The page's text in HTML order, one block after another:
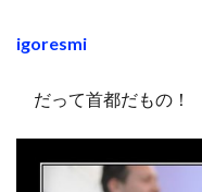
igoresmi
だって首都だもの！